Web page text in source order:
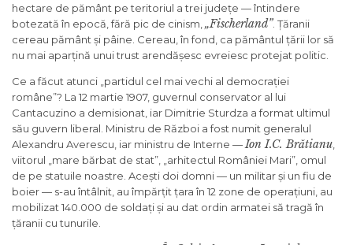
hectare de pământ pe teritoriul a trei județe — întindere
botezată în epocă, fără pic de cinism, „Fischerland”. Țăranii
cereau pământ și pâine. Cereau, în fond, ca pământul țării lor să
nu mai aparțină unui trust arendășesc evreiesc protejat politic.
Ce a făcut atunci „partidul cel mai vechi al democrației
române”? La 12 martie 1907, guvernul conservator al lui
Cantacuzino a demisionat, iar Dimitrie Sturdza a format ultimul
său guvern liberal. Ministru de Război a fost numit generalul
Alexandru Averescu, iar ministru de Interne —Ion I.C. Brătianu
viitorul „mare bărbat de stat”, „arhitectul României Mari”, omul
de pe statuile noastre. Acești doi domni — un militar și un fiu de
boier — s-au întâlnit, au împărțit țara în 12 zone de operațiuni, au
mobilizat 140.000 de soldați și au dat ordin armatei să tragă în
țăranii cu tunurile.